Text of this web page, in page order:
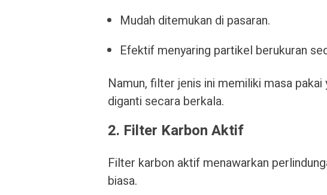
Mudah ditemukan di pasaran.
Efektif menyaring partikel berukuran
Namun, filter jenis ini memiliki masa
diganti secara berkala.
2. Filter Karbon Aktif
Filter karbon aktif menawarkan
biasa.